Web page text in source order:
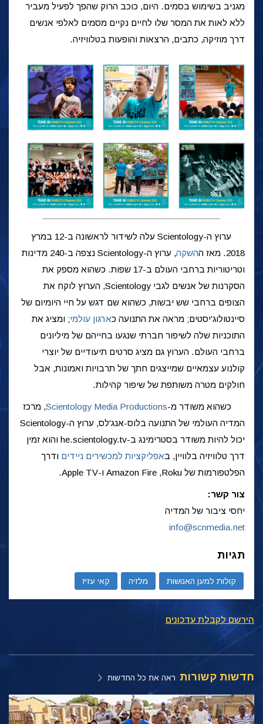
מגניב בשימוש בסמים. היום, כוכב הרוק שהפך לפעיל מעביר
ללא לאות את המסר שלו לחיים נקיים מסמים לאלפי אנשים
דרך מוזיקה, כתבים, הרצאות והופעות בטלוויזיה.
ערוץ ה-Scientology עלה לשידור לראשונה ב-12 במרץ
2018. מאז ה
השקה
, ערוץ ה-Scientology נצפה ב-240 מדינות
וטריטוריות ברחבי העולם ב-17 שפות. כשהוא מספק את
הסקרנות של אנשים לגבי Scientology, הערוץ לוקח את
הצופים ברחבי שש יבשות, כשהוא שם דגש על חיי היומיום של
סיינטולוג'יסטים; מראה את התנועה כארגון עולמי; ומציג את
התוכניות שלה לשיפור חברתי שנגעו בחייהם של מיליונים
ברחבי העולם. הערוץ גם מציג סרטים תיעודיים של יוצרי
קולנוע עצמאיים שמייצגים חתך של תרבויות ואמונות, אבל
חולקים מטרה משותפת של שיפור קהילות.
כשהוא משודר מ-Scientology Media Productions
, מרכז
המדיה העולמי של התנועה בלוס-אנג'לס, ערוץ ה-Scientology
יכול להיות משודר בסטרימינג ב-he.scientology.tv והוא זמין
דרך טלוויזיה בלוויין, באפליקציות למכשירים ניידים ודרך
הפלטפורמות של Roku,‏ Amazon Fire ו-Apple TV.
צור קשר:
יחסי ציבור של המדיה
info@scnmedia.net
תגיות
קולות למען האנושות מלזיה קאי עזיז
הירשם לקבלת עדכונים
חדשות קשורות ראה את כל החדשות